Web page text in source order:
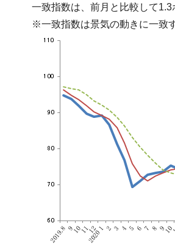
一致指数は、前月と比較して
※一致指数は景気の動きに一致